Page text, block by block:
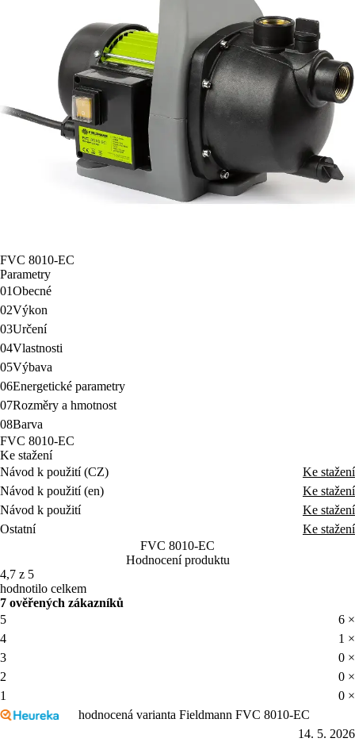
FVC 8010-EC
Parametry
01Obecné
02Výkon
03Určení
04Vlastnosti
05Výbava
06Energetické parametry
07Rozměry a hmotnost
08Barva
FVC 8010-EC
Ke stažení
Návod k použití (CZ)
Ke stažení
Návod k použití (en)
Ke stažení
Návod k použití
Ke stažení
Ostatní
Ke stažení
FVC 8010-EC
Hodnocení produktu
4,7 z 5
hodnotilo celkem
7 ověřených zákazníků
5
6 ×
4
1 ×
3
0 ×
2
0 ×
1
0 ×
hodnocená varianta Fieldmann FVC 8010-EC
14. 5. 2026